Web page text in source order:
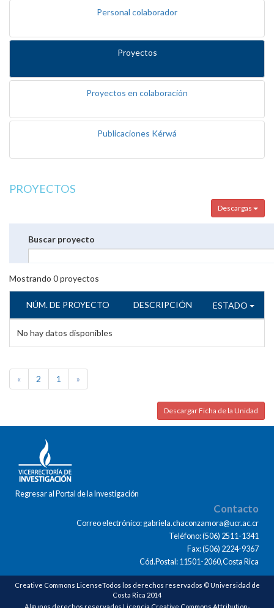
Personal colaborador
Proyectos
Proyectos en colaboración
Publicaciones Kérwá
PROYECTOS
Descargas
Buscar proyecto
Mostrando 0proyectos
NÚM. DE PROYECTO DESCRIPCIÓN ESTADO
No hay datos disponibles
« 2 1 »
Descargar Ficha de la Unidad
Regresar al Portal de la Investigación
Contacto
Correo electrónico: gabriela.chaconzamora@ucr.ac.cr
Teléfono: (506) 2511-1341
Fax: (506) 2224-9367
Cód.Postal: 11501-2060,Costa Rica
Creative Commons LicenseTodos los derechos reservados © Universidad de
Costa Rica 2014